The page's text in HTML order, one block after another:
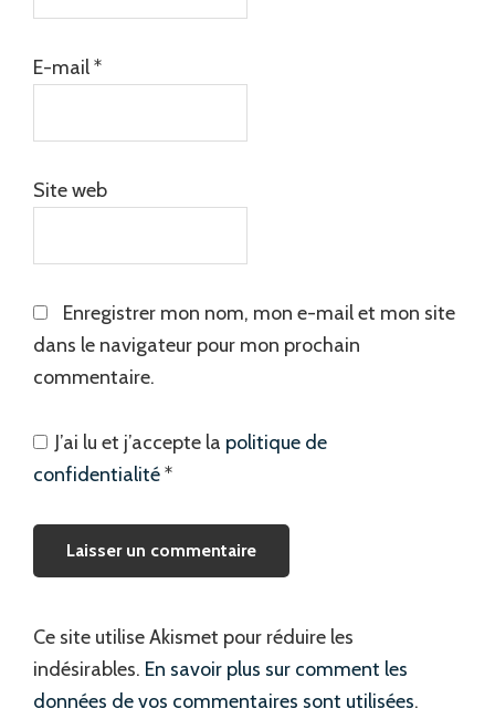
E-mail*
Site web
Enregistrer mon nom, mon e-mail et mon site
dans le navigateur pour mon prochain
commentaire.
J’ai lu et j’accepte la politique de
confidentialité*
Ce site utilise Akismet pour réduire les
indésirables. En savoir plus sur comment les
données de vos commentaires sont utilisées.